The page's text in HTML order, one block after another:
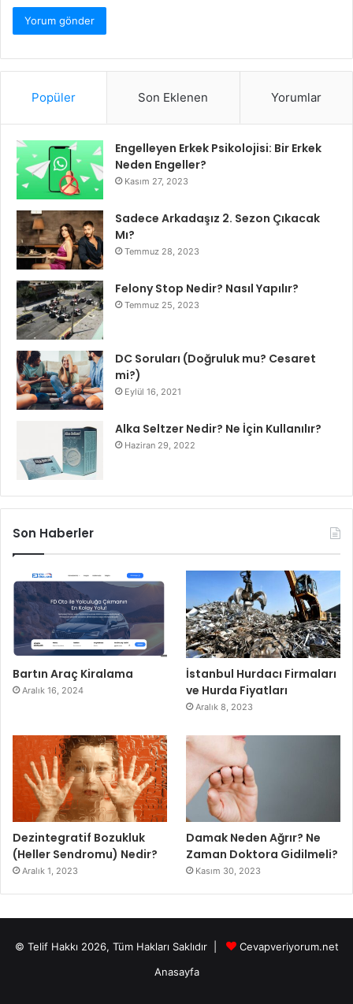
Popüler Son Eklenen Yorumlar
Engelleyen Erkek Psikolojisi: Bir Erkek
Neden Engeller?
Kasım 27, 2023
Sadece Arkadaşız 2. Sezon Çıkacak
Mı?
Temmuz 28, 2023
Felony Stop Nedir? Nasıl Yapılır?
Temmuz 25, 2023
DC Soruları (Doğruluk mu? Cesaret
mi?)
Eylül 16, 2021
Alka Seltzer Nedir? Ne İçin Kullanılır?
Haziran 29, 2022
Son Haberler
Bartın Araç Kiralama
Aralık 16, 2024
İstanbul Hurdacı Firmaları
ve Hurda Fiyatları
Aralık 8, 2023
Dezintegratif Bozukluk
(Heller Sendromu) Nedir?
Aralık 1, 2023
Damak Neden Ağrır? Ne
Zaman Doktora Gidilmeli?
Kasım 30, 2023
© Telif Hakkı 2026, Tüm Hakları Saklıdır |
Cevapveriyorum.net
Anasayfa